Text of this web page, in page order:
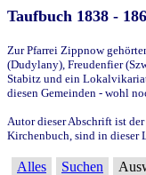
Taufbuch 1838 -
Zur Pfarrei Zippnow
(Dudylany), Freudenfier
Stabitz und ein
diesen Gemeinden - wohl
Autor dieser Abschrift ist
Kirchenbuch, sind in dieser
Alles Suchen